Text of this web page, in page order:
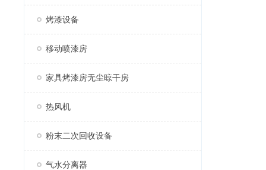
烤漆设备
移动喷漆房
家具烤漆房无尘晾干房
热风机
粉末二次回收设备
气水分离器